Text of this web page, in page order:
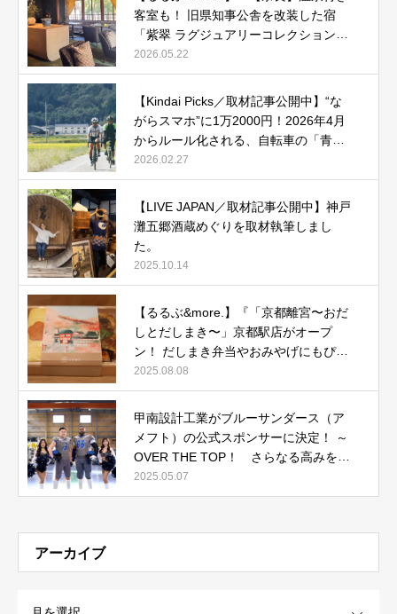
客室も！ 旧県知事公舎を改装した宿
「紫翠 ラグジュアリーコレクションホ
テル 奈良」で贅沢ステイ』
2026.05.22
【Kindai Picks／取材記事公開中】“な
がらスマホ”に1万2000円！2026年4月
からルール化される、自転車の「青切
符」とは？
2026.02.27
【LIVE JAPAN／取材記事公開中】神戸
灘五郷酒蔵めぐりを取材執筆しまし
た。
2025.10.14
【るるぶ&more.】『「京都離宮〜おだ
しとだしまき〜」京都駅店がオープ
ン！ だしまき弁当やおみやげにもぴっ
たりな人気メニューをご紹介』記事公
開中
2025.08.08
甲南設計工業がブルーサンダース（ア
メフト）の公式スポンサーに決定！ ～
OVER THE TOP！ さらなる高みを目
指して～
2025.05.07
アーカイブ